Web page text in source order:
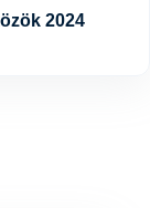
2024